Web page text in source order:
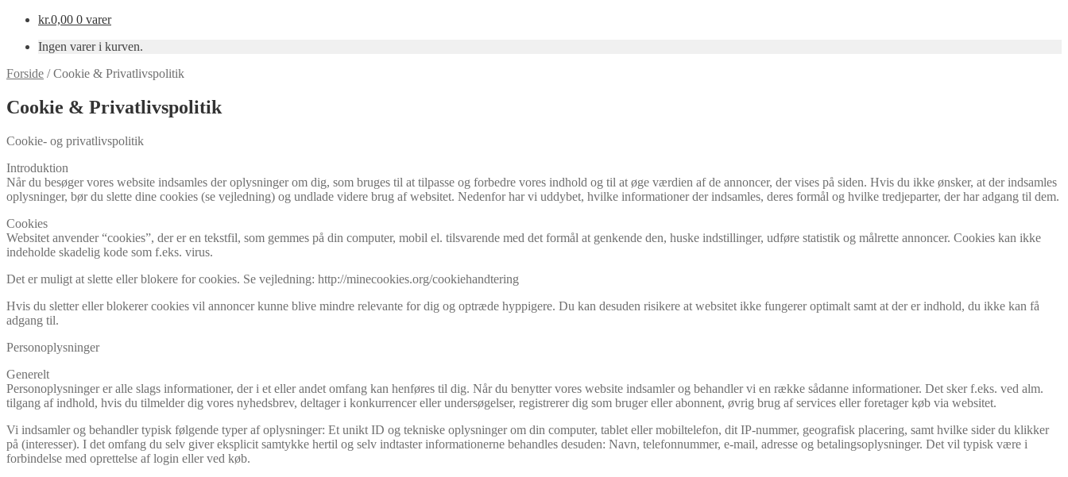
kr.0,00 0 varer
Ingen varer i kurven.
Forside /Cookie & Privatlivspolitik
Cookie & Privatlivspolitik
Cookie- og privatlivspolitik
Introduktion
Når du besøger vores website indsamles der oplysninger om dig, som bruges til at tilpasse og forbedre vores indhold og til at øge værdien af de annoncer, der vises på siden. Hvis du ikke ønsker, at der indsamles
oplysninger, bør du slette dine cookies (se vejledning) og undlade videre brug af websitet. Nedenfor har vi uddybet, hvilke informationer der indsamles, deres formål og hvilke tredjeparter, der har adgang til dem.
Cookies
Websitet anvender “cookies”, der er en tekstfil, som gemmes på din computer, mobil el. tilsvarende med det formål at genkende den, huske indstillinger, udføre statistik og målrette annoncer. Cookies kan ikke
indeholde skadelig kode som f.eks. virus.
Det er muligt at slette eller blokere for cookies. Se vejledning: http://minecookies.org/cookiehandtering
Hvis du sletter eller blokerer cookies vil annoncer kunne blive mindre relevante for dig og optræde hyppigere. Du kan desuden risikere at websitet ikke fungerer optimalt samt at der er indhold, du ikke kan få
adgang til.
Personoplysninger
Generelt
Personoplysninger er alle slags informationer, der i et eller andet omfang kan henføres til dig. Når du benytter vores website indsamler og behandler vi en række sådanne informationer. Det sker f.eks. ved alm.
tilgang af indhold, hvis du tilmelder dig vores nyhedsbrev, deltager i konkurrencer eller undersøgelser, registrerer dig som bruger eller abonnent, øvrig brug af services eller foretager køb via websitet.
Vi indsamler og behandler typisk følgende typer af oplysninger: Et unikt ID og tekniske oplysninger om din computer, tablet eller mobiltelefon, dit IP-nummer, geografisk placering, samt hvilke sider du klikker
på (interesser). I det omfang du selv giver eksplicit samtykke hertil og selv indtaster informationerne behandles desuden: Navn, telefonnummer, e-mail, adresse og betalingsoplysninger. Det vil typisk være i
forbindelse med oprettelse af login eller ved køb.